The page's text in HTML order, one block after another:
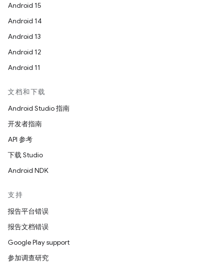
Android 15
Android 14
Android 13
Android 12
Android 11
文档和下载
Android Studio 指南
开发者指南
API 参考
下载 Studio
Android NDK
支持
报告平台错误
报告文档错误
Google Play support
参加调查研究